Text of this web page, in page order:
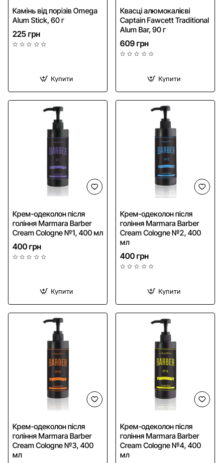
Камінь від порізів Omega
Alum Stick, 60 г
225 грн
Купити
Квасці алюмокалієві
Captain Fawcett Traditional
Alum Bar, 90 г
609 грн
Купити
Крем-одеколон після
гоління Marmara Barber
Cream Cologne №1, 400 мл
400 грн
Купити
Крем-одеколон після
гоління Marmara Barber
Cream Cologne №2, 400
мл
400 грн
Купити
Крем-одеколон після
гоління Marmara Barber
Cream Cologne №3, 400
мл
Крем-одеколон після
гоління Marmara Barber
Cream Cologne №4, 400
мл